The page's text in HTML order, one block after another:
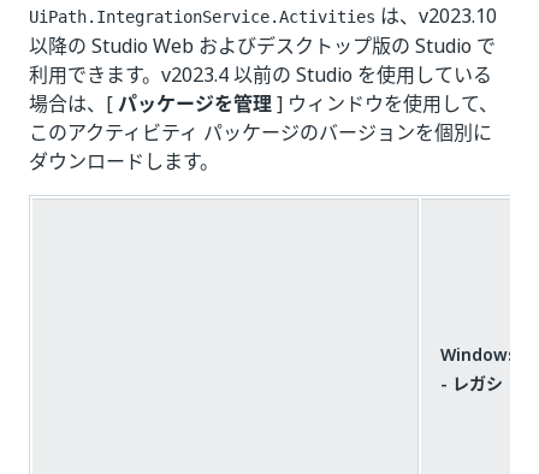
UiPath.IntegrationService.Activities は、v2023.10
以降の Studio Web およびデスクトップ版の Studio で
利用できます。v2023.4 以前の Studio を使用している
場合は、[パッケージを管理] ウィンドウを使用して、
このアクティビティ パッケージのバージョンを個別に
ダウンロードします。
Windows
- レガシ